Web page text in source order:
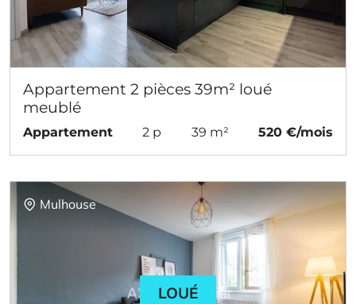
Appartement 2 pièces 39m² loué
meublé
Appartement 2 p 39 m² 520 €/mois
Mulhouse
LOUÉ